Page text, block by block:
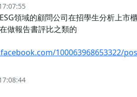
領域的顧問公司在招學生分析上市
做報告書評比之類的
100063968653322/